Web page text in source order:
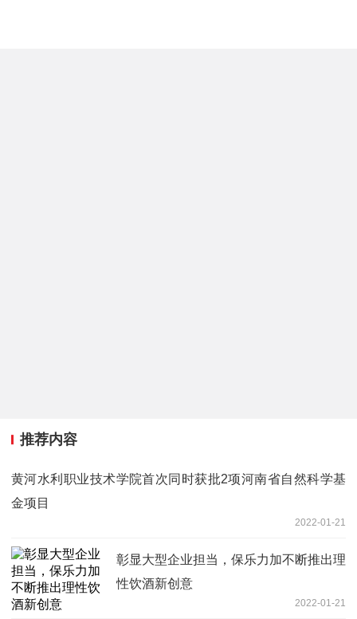
推荐内容
黄河水利职业技术学院首次同时获批2项河南省自然科学基
金项目
2022-01-21
彰显大型企业担当，保乐力加不断推出理
性饮酒新创意
2022-01-21